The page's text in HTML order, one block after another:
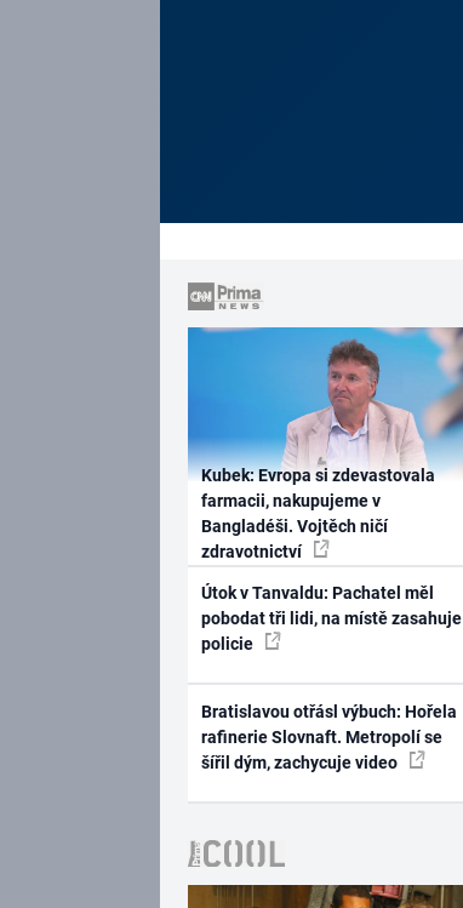
Kubek: Evropa si zdevastovala
farmacii, nakupujeme v
Bangladéši. Vojtěch ničí
zdravotnictví
Útok v Tanvaldu: Pachatel měl
pobodat tři lidi, na místě zasahuje
policie
Bratislavou otřásl výbuch: Hořela
rafinerie Slovnaft. Metropolí se
šířil dým, zachycuje video